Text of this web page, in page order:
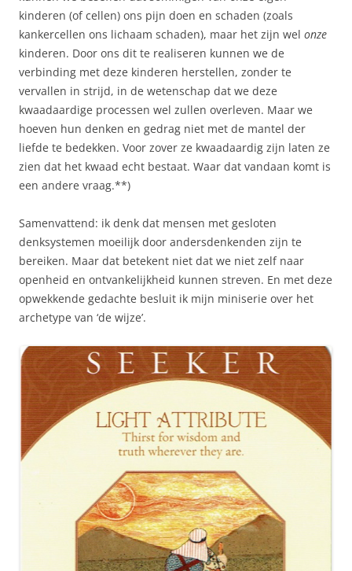
kinderen (of cellen) ons pijn doen en schaden (zoals
kankercellen ons lichaam schaden), maar het zijn wel onze
kinderen. Door ons dit te realiseren kunnen we de
verbinding met deze kinderen herstellen, zonder te
vervallen in strijd, in de wetenschap dat we deze
kwaadaardige processen wel zullen overleven. Maar we
hoeven hun denken en gedrag niet met de mantel der
liefde te bedekken. Voor zover ze kwaadaardig zijn laten ze
zien dat het kwaad echt bestaat. Waar dat vandaan komt is
een andere vraag.**)
Samenvattend: ik denk dat mensen met gesloten
denksystemen moeilijk door andersdenkenden zijn te
bereiken. Maar dat betekent niet dat we niet zelf naar
openheid en ontvankelijkheid kunnen streven. En met deze
opwekkende gedachte besluit ik mijn miniserie over het
archetype van ‘de wijze’.